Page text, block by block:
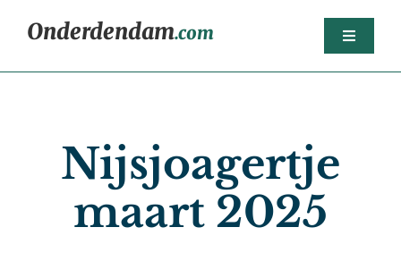
naarOnderdendam.com
Toggle
Het dorp
Agenda
Nijsjoagertje
maart 2025